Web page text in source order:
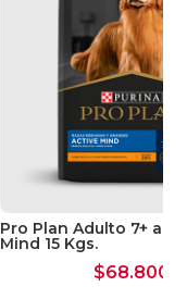
Pro Plan Adulto 7+
Mind 15 Kgs.
$68.800